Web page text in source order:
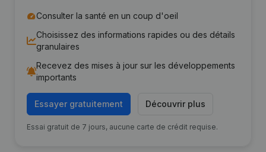
Consulter la santé en un coup d'oeil
Choisissez des informations rapides ou des détails
granulaires
Recevez des mises à jour sur les développements
importants
Essayer gratuitement Découvrir plus
Essai gratuit de 7 jours, aucune carte de crédit requise.